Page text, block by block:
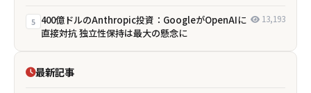
5 400億ドルのAnthropic投資：GoogleがOpenAIに
直接対抗 独立性保持は最大の懸念に
13,193
最新記事